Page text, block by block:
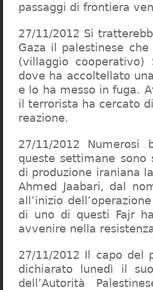
passaggi di frontiera
27/11/2012 Si
Gaza il palestinese
(villaggio cooperativo)
dove ha accoltellato
e lo ha messo in fuga.
il terrorista ha cercato
reazione.
27/11/2012
queste settimane
di produzione iraniana
Ahmed Jaabari, dal
all’inizio
di uno di questi Fajr
avvenire nella
27/11/2012 Il capo del
dichiarato lunedì il
dell’Autorità